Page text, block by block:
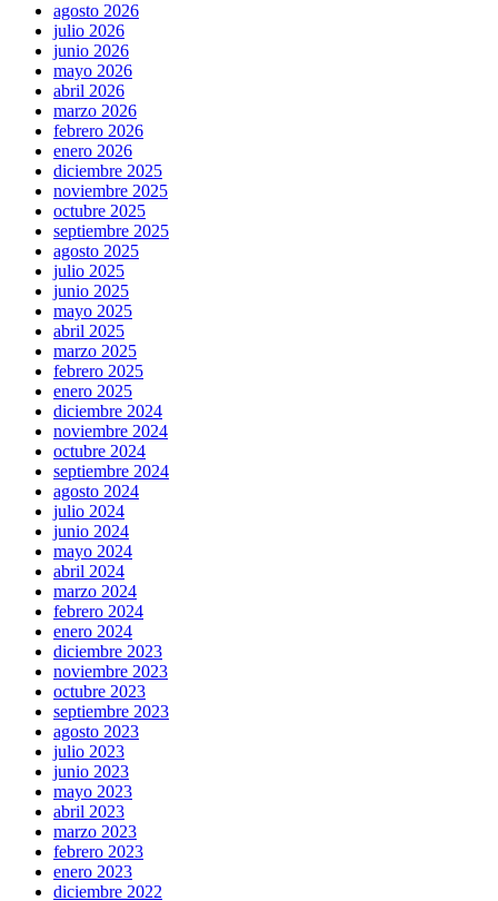
agosto 2026
julio 2026
junio 2026
mayo 2026
abril 2026
marzo 2026
febrero 2026
enero 2026
diciembre 2025
noviembre 2025
octubre 2025
septiembre 2025
agosto 2025
julio 2025
junio 2025
mayo 2025
abril 2025
marzo 2025
febrero 2025
enero 2025
diciembre 2024
noviembre 2024
octubre 2024
septiembre 2024
agosto 2024
julio 2024
junio 2024
mayo 2024
abril 2024
marzo 2024
febrero 2024
enero 2024
diciembre 2023
noviembre 2023
octubre 2023
septiembre 2023
agosto 2023
julio 2023
junio 2023
mayo 2023
abril 2023
marzo 2023
febrero 2023
enero 2023
diciembre 2022